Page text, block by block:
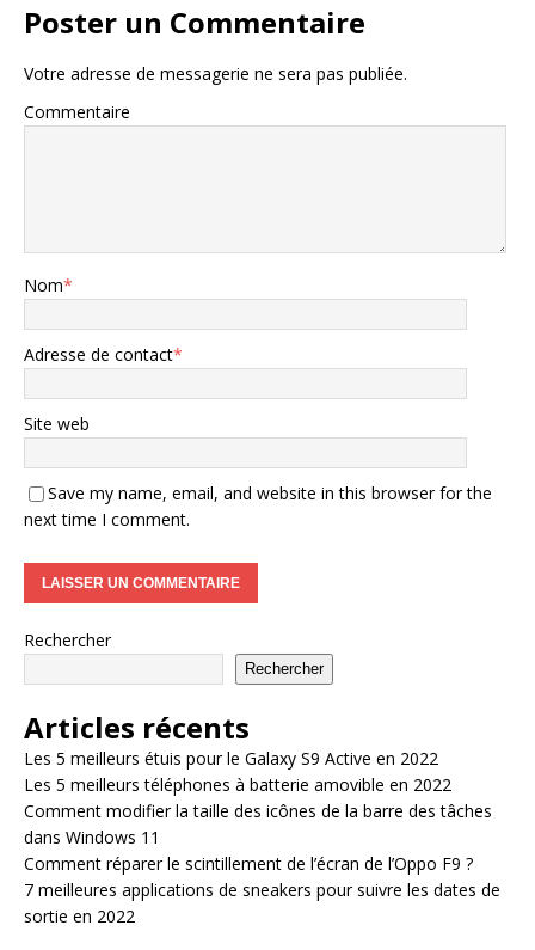
Poster un Commentaire
Votre adresse de messagerie ne sera pas publiée.
Commentaire
Nom*
Adresse de contact*
Site web
Save my name, email, and website in this browser for the
next time I comment.
Rechercher
Rechercher
Articles récents
Les 5 meilleurs étuis pour le Galaxy S9 Active en 2022
Les 5 meilleurs téléphones à batterie amovible en 2022
Comment modifier la taille des icônes de la barre des tâches
dans Windows 11
Comment réparer le scintillement de l’écran de l’Oppo F9 ?
7 meilleures applications de sneakers pour suivre les dates de
sortie en 2022